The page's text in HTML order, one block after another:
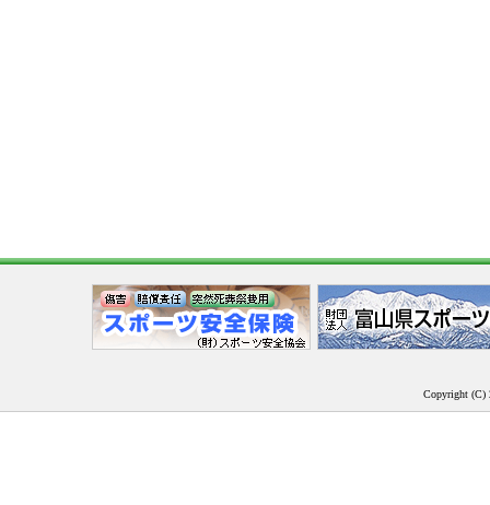
Copyright (C)